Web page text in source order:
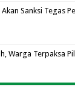
Sanksi Tegas
Warga Terpaksa